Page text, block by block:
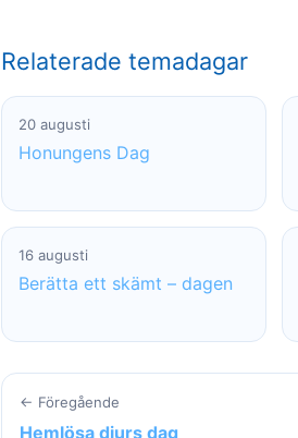
Relaterade temadagar
20 augusti
Honungens Dag
16 augusti
Berätta ett skämt – dagen
← Föregående
Hemlösa djurs dag